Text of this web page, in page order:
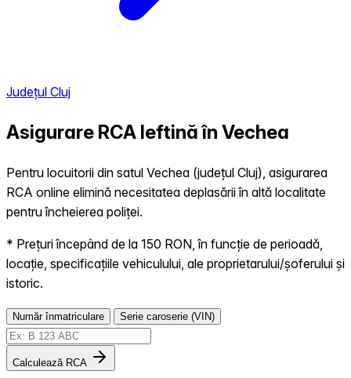
Județul Cluj
Asigurare RCA Ieftină în Vechea
Pentru locuitorii din satul Vechea (județul Cluj), asigurarea
RCA online elimină necesitatea deplasării în altă localitate
pentru încheierea poliței.
* Prețuri începând de la 150 RON, în funcție de perioadă,
locație, specificațiile vehiculului, ale proprietarului/șoferului și
istoric.
Număr înmatriculare Serie caroserie (VIN)
Calculează RCA